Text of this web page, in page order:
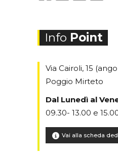
Info Point
Via Cairoli, 15
Poggio Mirteto
Dal Lunedì al
09.30- 13.00 e
Vai alla scheda